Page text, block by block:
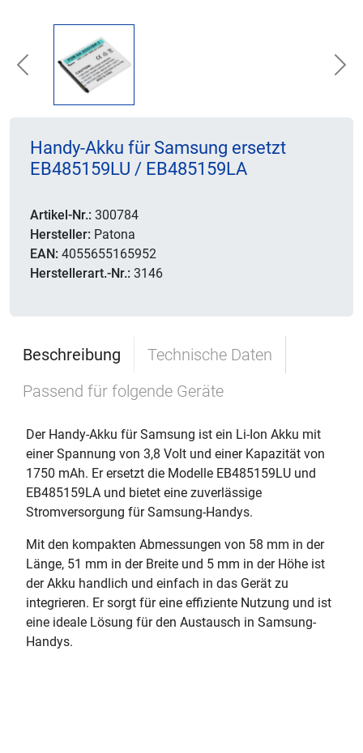
Previous
Handy-Akku für Samsung ersetzt
EB485159LU / EB485159LA
Artikel-Nr.: 300784
Hersteller: Patona
EAN: 4055655165952
Herstellerart.-Nr.: 3146
Beschreibung
Technische Daten
Passend für folgende Geräte
Der Handy-Akku für Samsung ist ein Li-Ion Akku mit
einer Spannung von 3,8 Volt und einer Kapazität von
1750 mAh. Er ersetzt die Modelle EB485159LU und
EB485159LA und bietet eine zuverlässige
Stromversorgung für Samsung-Handys.
Mit den kompakten Abmessungen von 58 mm in der
Länge, 51 mm in der Breite und 5 mm in der Höhe ist
der Akku handlich und einfach in das Gerät zu
integrieren. Er sorgt für eine effiziente Nutzung und ist
eine ideale Lösung für den Austausch in Samsung-
Handys.